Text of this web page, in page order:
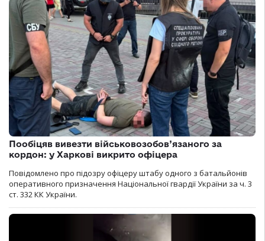
Пообіцяв вивезти військовозобов’язаного за
кордон: у Харкові викрито офіцера
Повідомлено про підозру офіцеру штабу одного з батальйонів
оперативного призначення Національної гвардії України за ч. 3
ст. 332 КК України.